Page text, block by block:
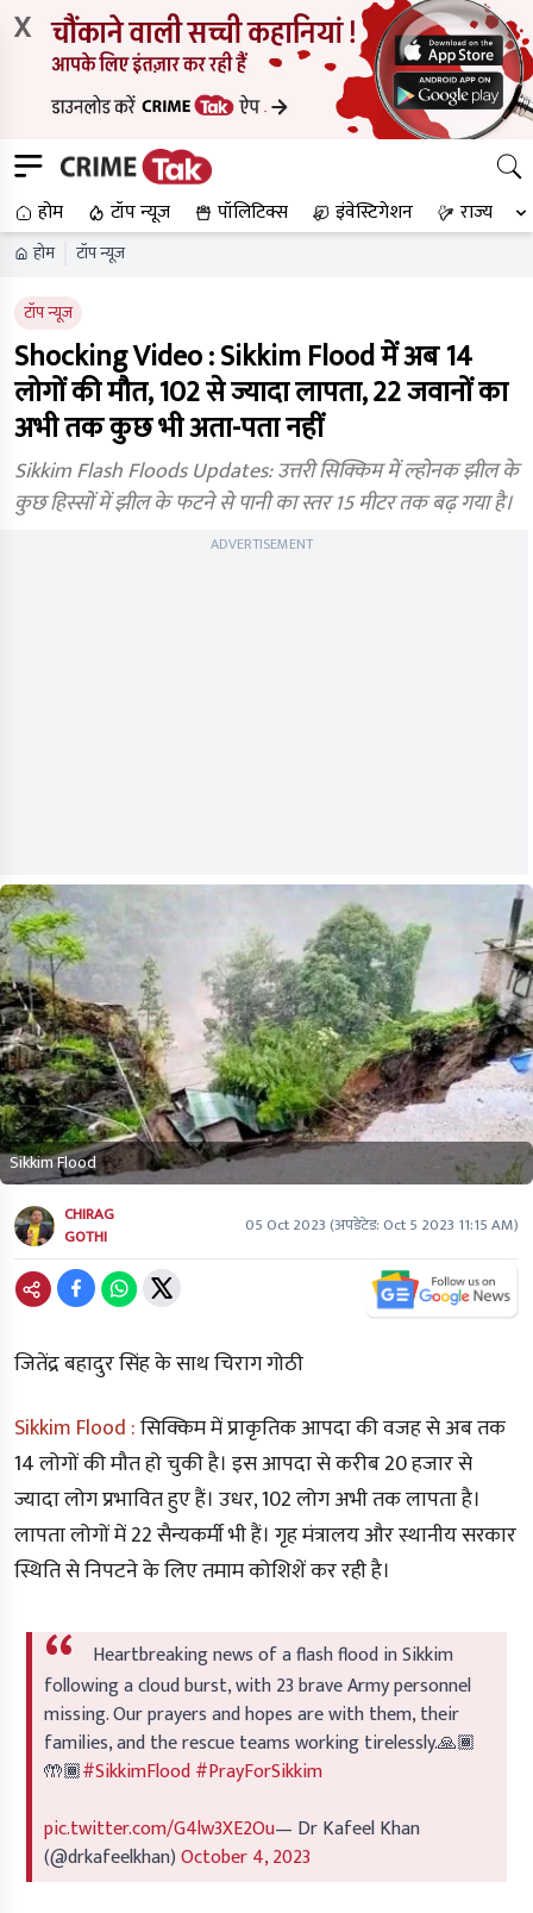
X
होम टॉप न्यूज पॉलिटिक्स इंवेस्टिगेशन राज्य
होम टॉप न्यूज
टॉप न्यूज
Shocking Video : Sikkim Flood में अब 14
लोगों की मौत, 102 से ज्यादा लापता, 22 जवानों का
अभी तक कुछ भी अता-पता नहीं
Sikkim Flash Floods Updates: उत्तरी सिक्किम में ल्होनक झील के
कुछ हिस्सों में झील के फटने से पानी का स्तर 15 मीटर तक बढ़ गया है।
ADVERTISEMENT
Sikkim Flood
CHIRAG
GOTHI
05 Oct 2023(अपडेटेड:Oct 5 2023 11:15 AM)
जितेंद्र बहादुर सिंह के साथ चिराग गोठी
Sikkim Flood :सिक्किम में प्राकृतिक आपदा की वजह से अब तक
14 लोगों की मौत हो चुकी है। इस आपदा से करीब 20 हजार से
ज्यादा लोग प्रभावित हुए हैं। उधर, 102 लोग अभी तक लापता है।
लापता लोगों में 22 सैन्यकर्मी भी हैं। गृह मंत्रालय और स्थानीय सरकार
स्थिति से निपटने के लिए तमाम कोशिशें कर रही है।
Heartbreaking news of a flash flood in Sikkim
following a cloud burst, with 23 brave Army personnel
missing. Our prayers and hopes are with them, their
families, and the rescue teams working tirelessly.🙏🏾
🤲🏾#SikkimFlood#PrayForSikkim
pic.twitter.com/G4lw3XE2Ou— Dr Kafeel Khan
(@drkafeelkhan)October 4, 2023